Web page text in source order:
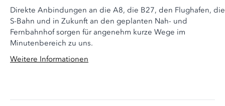
Direkte Anbindungen an die A8, die B27, den Flughafen, die
S-Bahn und in Zukunft an den geplanten Nah- und
Fernbahnhof sorgen für angenehm kurze Wege im
Minutenbereich zu uns.
Weitere Informationen